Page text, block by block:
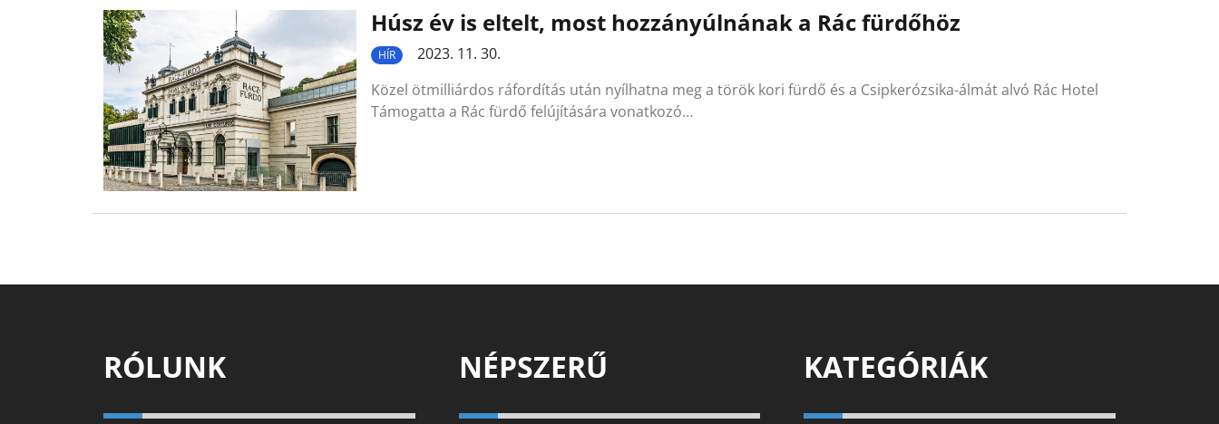
Húsz év is eltelt, most hozzányúlnának a Rác fürdőhöz
HÍR
2023. 11. 30.
Közel ötmilliárdos ráfordítás után nyílhatna meg a török kori fürdő és a Csipkerózsika-álmát alvó Rác Hotel
Támogatta a Rác fürdő felújítására vonatkozó…
RÓLUNK NÉPSZERŰ KATEGÓRIÁK